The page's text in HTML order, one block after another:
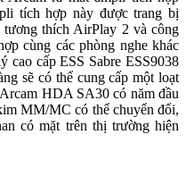
tích hợp này được trang bị
tương thích AirPlay 2 và công
cùng các phòng nghe khác
cao cấp ESS Sabre ESS9038
sẽ có thể cung cấp một loạt
HDA SA30 có năm đầu
MM/MC có thể chuyển đổi,
có mặt trên thị trường hiện